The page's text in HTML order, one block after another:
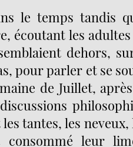
le temps tandis
écoutant les
dehors,
pour parler et se
de Juillet,
tantes, les
consommé leur